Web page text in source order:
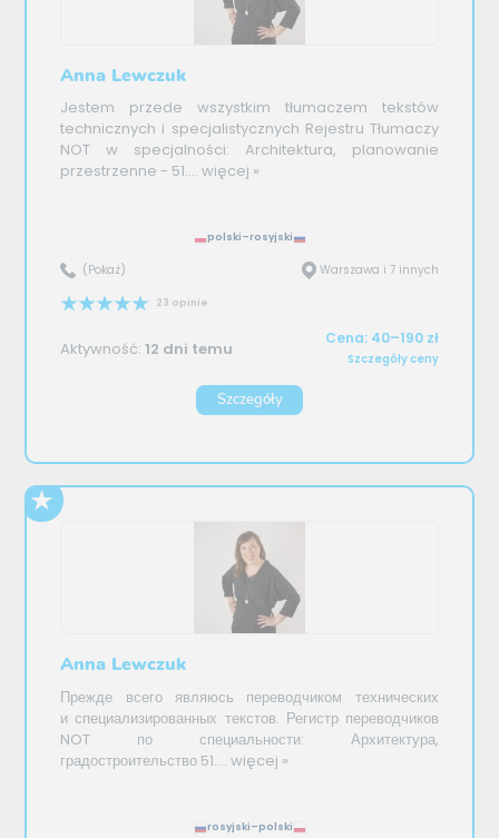
Anna Lewczuk
Jestem przede wszystkim tłumaczem tekstów
technicznych i specjalistycznych Rejestru Tłumaczy
NOT w specjalności: Architektura, planowanie
przestrzenne - 51.... więcej »
polski–rosyjski
(Pokaż) Warszawa i 7 innych
23 opinie
Aktywność:12 dni temu Cena: 40–190 zł
Szczegóły ceny
Szczegóły
Anna Lewczuk
Прежде всего являюсь переводчиком технических
и специализированных текстов. Регистр переводчиков
NOT по специальности: Архитектура,
градостроительство 51.... więcej »
rosyjski–polski